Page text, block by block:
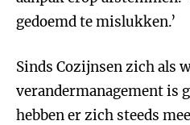
gedoemd te mislukken.’
Sinds Cozijnsen zich als
verandermanagement is
hebben er zich steeds